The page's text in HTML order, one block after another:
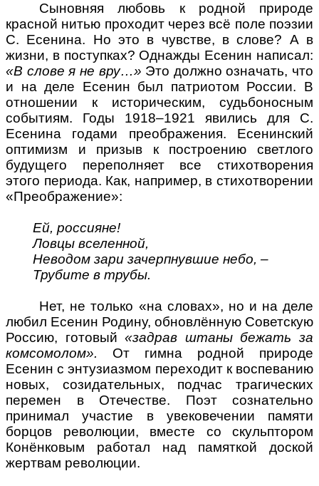
Сыновняя любовь к родной природе
красной нитью проходит через всё поле поэзии
С. Есенина. Но это в чувстве, в слове? А в
жизни, в поступках? Однажды Есенин написал:
«В слове я не вру…» Это должно означать, что
и на деле Есенин был патриотом России. В
отношении к историческим, судьбоносным
событиям. Годы 1918–1921 явились для С.
Есенина годами преображения. Есенинский
оптимизм и призыв к построению светлого
будущего переполняет все стихотворения
этого периода. Как, например, в стихотворении
«Преображение»:
Ей, россияне!
Ловцы вселенной,
Неводом зари зачерпнувшие небо, –
Трубите в трубы.
Нет, не только «на словах», но и на деле
любил Есенин Родину, обновлённую Советскую
Россию, готовый«задрав штаны бежать за
комсомолом». От гимна родной природе
Есенин с энтузиазмом переходит к воспеванию
новых, созидательных, подчас трагических
перемен в Отечестве. Поэт сознательно
принимал участие в увековечении памяти
борцов революции, вместе со скульптором
Конёнковым работал над памяткой доской
жертвам революции.